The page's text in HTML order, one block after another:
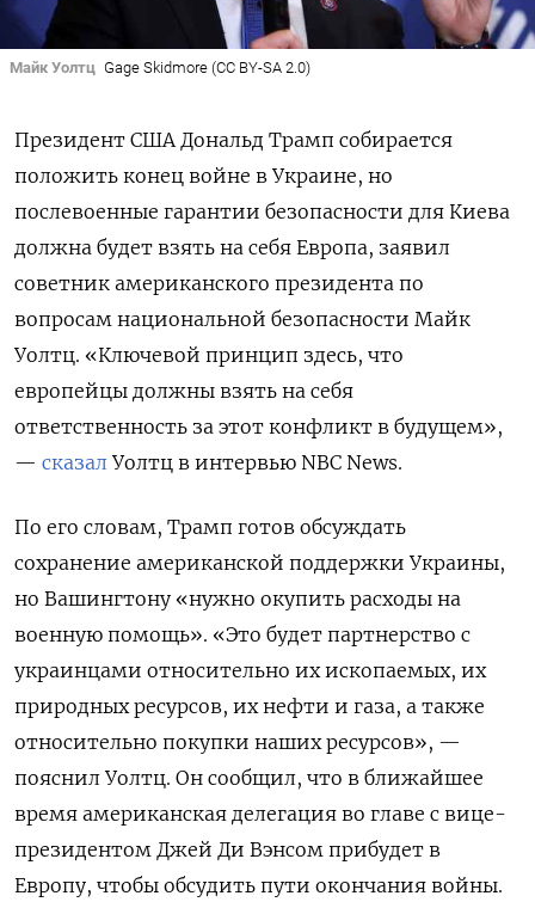
Майк Уолтц Gage Skidmore (CC BY-SA 2.0)
Президент США Дональд Трамп собирается
положить конец войне в Украине, но
послевоенные гарантии безопасности для Киева
должна будет взять на себя Европа, заявил
советник американского президента по
вопросам национальной безопасности Майк
Уолтц. «Ключевой принцип здесь, что
европейцы должны взять на себя
ответственность за этот конфликт в будущем»,
— сказал Уолтц в интервью NBC News.
По его словам, Трамп готов обсуждать
сохранение американской поддержки Украины,
но Вашингтону «нужно окупить расходы на
военную помощь». «Это будет партнерство с
украинцами относительно их ископаемых, их
природных ресурсов, их нефти и газа, а также
относительно покупки наших ресурсов», —
пояснил Уолтц. Он сообщил, что в ближайшее
время американская делегация во главе с вице-
президентом Джей Ди Вэнсом прибудет в
Европу, чтобы обсудить пути окончания войны.